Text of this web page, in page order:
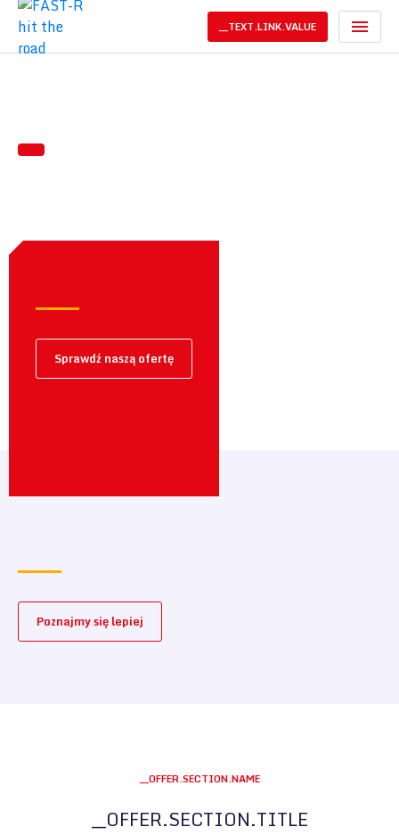
__TEXT.LINK.VALUE
Sprawdź naszą ofertę
Poznajmy się lepiej
__OFFER.SECTION.NAME
__OFFER.SECTION.TITLE